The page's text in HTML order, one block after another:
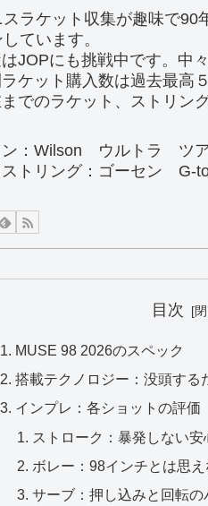
スラケット収集が趣味で90
しています。
JOPにも挑戦中です。中
ケット購入数は過去最高
でのラケット、ストリン
ン：Wilson ウルトラ ツ
ストリング：ゴーセン G-
目次
MUSE 98 2026のスペック
搭載テクノロジー：没頭する
インプレ：各ショットの評価
ストローク：暴発しない
ボレー：98インチとは思
サーブ：押し込みと回転